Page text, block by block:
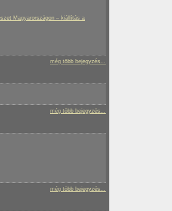
Magyarországon – kiállítás a
még több bejegyzés...
még több bejegyzés...
még több bejegyzés...